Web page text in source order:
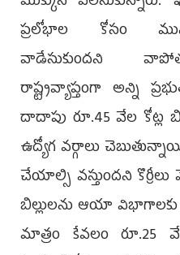
ప్రలోభాల కోసం
వాడేసుకుందని
రాష్ట్రవ్యాప్తంగా అన్ని
దాదాపు రూ.45 వేల కోట్ల
ఉద్యోగ వర్గాలు
చేయాల్సి వస్తుందని
బిల్లులను ఆయా విభాగాలకు
మాత్రం కేవలం రూ.25